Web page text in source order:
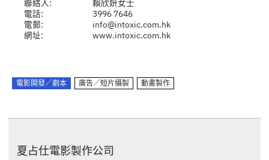
聯絡人:
賴欣妍女士
電話:
3996 7646
電郵:
info@intoxic.com.hk
網址:
www.intoxic.com.hk
電影開發／劇本 廣告／短片攝製 動畫製作
夏占仕電影製作公司